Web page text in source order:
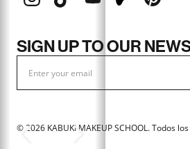
SIGN UP TO OUR
© 2026 KABUKI MAKEUP SCHOOL. Todos